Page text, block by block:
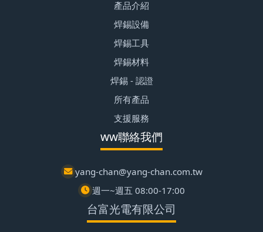
產品介紹
焊錫設備
焊錫工具
焊錫材料
焊錫 - 認證
所有產品
支援服務
ww聯絡我們
yang-chan@yang-chan.com.tw
週一~週五 08:00-17:00
台富光電有限公司